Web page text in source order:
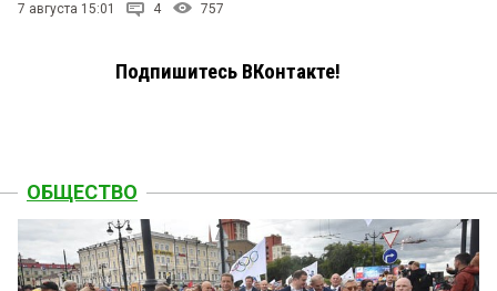
7 августа 15:01 4 757
Подпишитесь ВКонтакте!
ОБЩЕСТВО